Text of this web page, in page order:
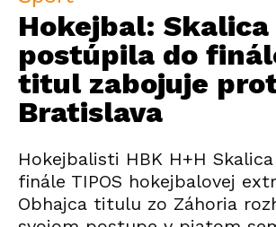
Hokejbal: Skalica
postúpila do
titul zabojuje
Bratislava
Hokejbalisti HBK H+H
finále TIPOS hokejbalovej
Obhajca titulu zo Záhoria